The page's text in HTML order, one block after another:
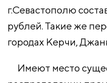
г.Севастополю
рублей. Такие же
городах Керчи,
Имеют место